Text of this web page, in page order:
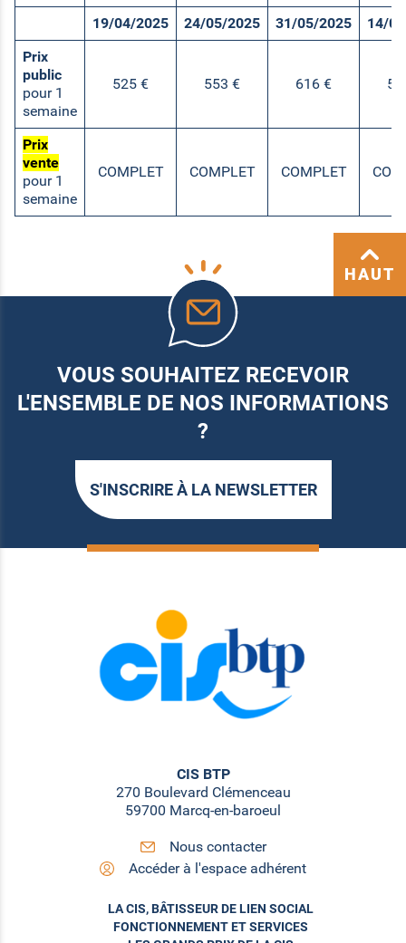
19/04/2025
24/05/2025 31/05/2025
14/
Prix
public
pour 1
semaine
525 € 553 € 616 €
Prix
vente
pour 1
semaine
COMPLET COMPLET COMPLET
HAUT
VOUS SOUHAITEZ RECEVOIR
L'ENSEMBLE DE NOS INFORMATIONS
?
S'INSCRIRE À LA NEWSLETTER
CIS BTP
270 Boulevard Clémenceau
59700 Marcq-en-baroeul
Nous contacter
Accéder à l'espace adhérent
LA CIS, BÂTISSEUR DE LIEN SOCIAL
FONCTIONNEMENT ET SERVICES